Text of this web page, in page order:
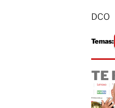
DCO
Temas:
TE